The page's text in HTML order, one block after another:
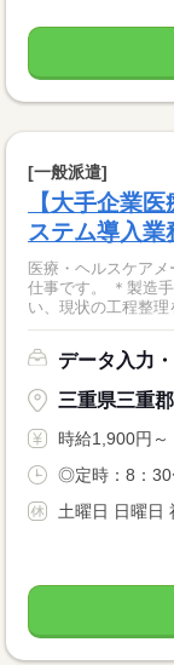
[一般派遣]
【大手企業
ステム導入業
医療・ヘルスケア
仕事です。 ＊製造手順書の確認や製造担当者へのヒアリングを行
い、現状の工程整理
データ入力
三重県三重
時給1,900円～
◎定時：8：30
土曜日 日曜日